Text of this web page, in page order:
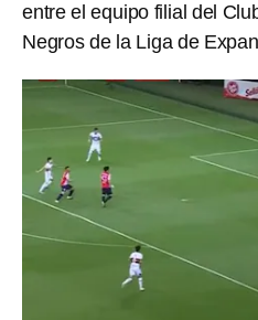
entre el equipo filial del
Negros de la Liga de